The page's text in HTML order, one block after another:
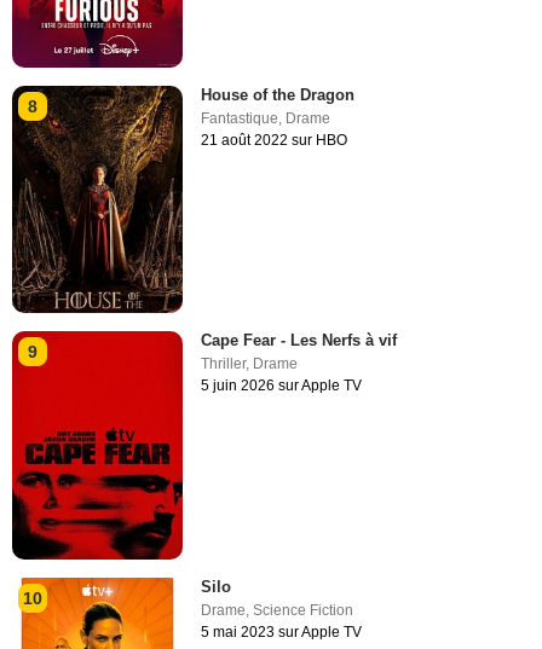
8
House of the Dragon
Fantastique, Drame
21 août 2022 sur HBO
9
Cape Fear - Les Nerfs à vif
Thriller, Drame
5 juin 2026 sur Apple TV
10
Silo
Drame ,Science Fiction
5 mai 2023 sur Apple TV